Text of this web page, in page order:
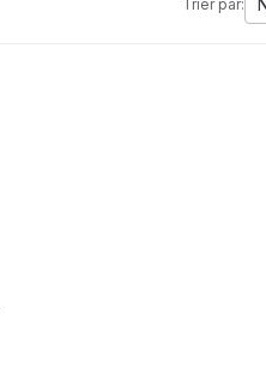
Trier par: